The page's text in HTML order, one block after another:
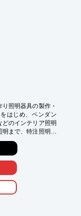
照明器具の製作・
はじめ、ペンダン
どのインテリア照明
まで、特注照明全
に用いる材料も、
銅など)、樹脂、ガ